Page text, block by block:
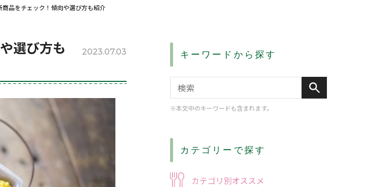
品をチェック！傾向や選び方も紹介
2023.07.03
選び方も
キーワードから探す
※本文中のキーワードも含まれます。
カテゴリーで探す
カテゴリ別オススメ